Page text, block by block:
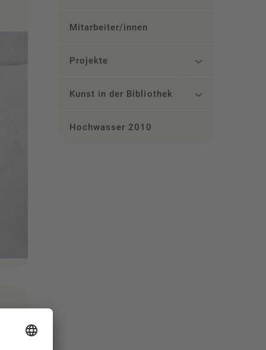
Mitarbeiter/innen
Projekte
Kunst in der Bibliothek
Hochwasser 2010